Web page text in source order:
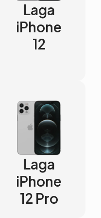
Laga
iPhone
12
Laga
iPhone
12 Pro